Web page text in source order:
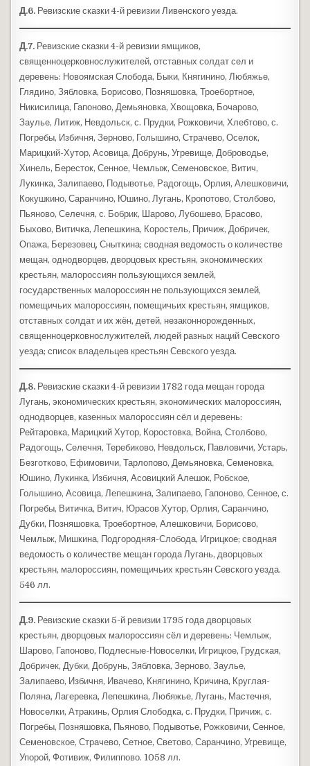
Д.6. Ревизские сказки 4-й ревизии Ливенского уезда.
Д.7. Ревизские сказки 4-й ревизии ямщиков,
священноцерковнослужителей, отставных солдат сел и
деревень: Новоямская Слобода, Быки, Княгинино, Любяжье,
Глядино, Зябловка, Борисово, Позняшовка, Троебортное,
Никисилица, Гапоново, Демьяновка, Хвощовка, Бочарово,
Заулье, Литиж, Невдольск, с. Прудки, Рожковичи, Хлебтово, с.
Погребы, Избичня, Зерново, Голышино, Страчево, Оселок,
Марицкий-Хутор, Асовица, Добрунь, Угревище, Доброводье,
Хинель, Бересток, Сенное, Чемлыж, Семеновское, Витич,
Лукинка, Залипаево, Подывотье, Радогощь, Орлия, Алешковичи,
Кокушкино, Саранчино, Юшино, Лугань, Кропотово, Столбово,
Пьяново, Селечня, с. Бобрик, Шарово, Лубошево, Брасово,
Быхово, Витичка, Лепешкина, Коростель, Причиж, Добричек,
Опажа, Березовец, Сныткина; сводная ведомость о количестве
мещан, однодворцев, дворцовых крестьян, экономических
крестьян, малороссиян пользующихся землей,
государственных малороссиян не пользующихся землей,
помещичьих малороссиян, помещичьих крестьян, ямщиков,
отставных солдат и их жён, детей, незаконнорожденных,
священноцерковнослужителей, людей разных наций Севского
уезда; список владельцев крестьян Севского уезда.
Д.8. Ревизские сказки 4-й ревизии 1782 года мещан города
Лугань, экономических крестьян, экономических малороссиян,
однодворцев, казенных малороссиян сёл и деревень:
Рейтаровка, Марицкий Хутор, Коростовка, Война, Столбово,
Радогощь, Селечня, Теребиково, Невдольск, Павловичи, Устарь,
Безготково, Ефимовичи, Тарлопово, Демьяновка, Семеновка,
Юшино, Лукинка, Избичня, Асовицкий Алешок, Робское,
Голышино, Асовица, Лепешкина, Залипаево, Гапоново, Сенное, с.
Погребы, Витичка, Витич, Юрасов Хутор, Орлия, Саранчино,
Дубки, Позняшовка, Троебортное, Алешковичи, Борисово,
Чемлыж, Мишкина, Подгородняя-Слобода, Игрицкое; сводная
ведомость о количестве мещан города Лугань, дворцовых
крестьян, малороссиян, помещичьих крестьян Севского уезда.
546 лл.
Д.9. Ревизские сказки 5-й ревизии 1795 года дворцовых
крестьян, дворцовых малороссиян сёл и деревень: Чемлыж,
Шарово, Гапоново, Подлесные-Новоселки, Игрицкое, Грудская,
Добричек, Дубки, Добрунь, Зябловка, Зерново, Заулье,
Залипаево, Избичня, Ивачево, Княгинино, Кричина, Круглая-
Поляна, Лагеревка, Лепешкина, Любяжье, Лугань, Мастечня,
Новоселки, Атракинь, Орлия Слободка, с. Прудки, Причиж, с.
Погребы, Позняшовка, Пьяново, Подывотье, Рожковичи, Сенное,
Семеновское, Страчево, Сетное, Светово, Саранчино, Угревище,
Упорой, Фотивиж, Филиппово. 1058 лл.